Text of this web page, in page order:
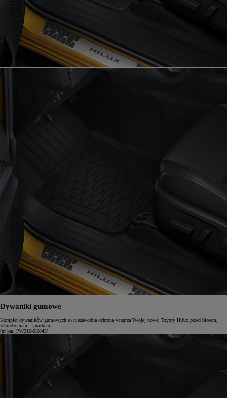
Dywaniki gumowe
Komplet dywaników gumowych to niezawodna ochrona wnętrza Twojej nowej Toyoty Hilux przed błotem,
zabrudzeniami i piachem.
[nr kat. PW210-0K045]